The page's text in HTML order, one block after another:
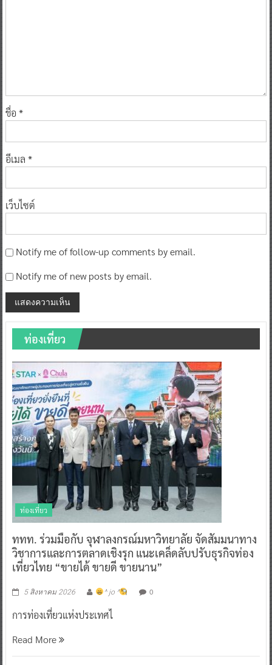
ชื่อ *
อีเมล *
เว็บไซต์
Notify me of follow-up comments by email.
Notify me of new posts by email.
ท่องเที่ยว
ท่องเที่ยว
ททท. ร่วมมือกับ จุฬาลงกรณ์มหาวิทยาลัย จัดสัมมนาทาง
วิชาการและการตลาดเชิงรุก แนะเคล็ดลับปรับธุรกิจท่อง
เที่ยวไทย “ขายได้ ขายดี ขายนาน”
5 สิงหาคม 2026 ^ jo ^ 0
การท่องเที่ยวแห่งประเทศไ
Read More